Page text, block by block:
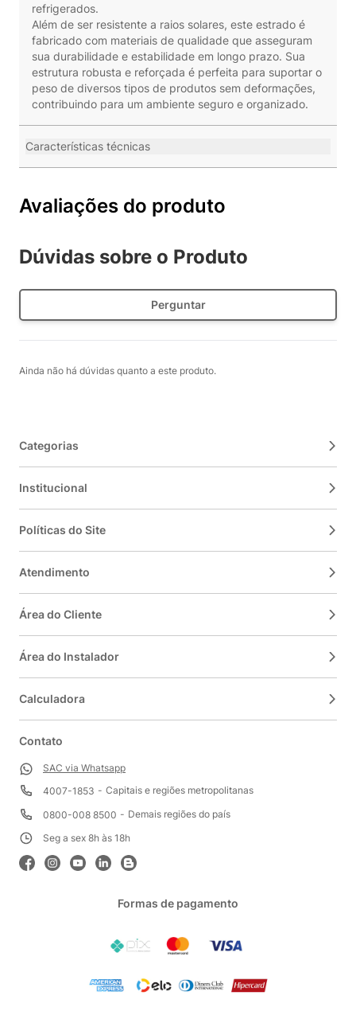
refrigerados.
Além de ser resistente a raios solares, este estrado é
fabricado com materiais de qualidade que asseguram
sua durabilidade e estabilidade em longo prazo. Sua
estrutura robusta e reforçada é perfeita para suportar o
peso de diversos tipos de produtos sem deformações,
contribuindo para um ambiente seguro e organizado.
Características técnicas
Avaliações do produto
Dúvidas sobre o Produto
Perguntar
Ainda não há dúvidas quanto a este produto.
Categorias
Institucional
Políticas do Site
Atendimento
Área do Cliente
Área do Instalador
Calculadora
Contato
SAC via Whatsapp
4007-1853
Capitais e regiões metropolitanas
0800-008 8500
Demais regiões do país
Seg a sex 8h às 18h
Formas de pagamento